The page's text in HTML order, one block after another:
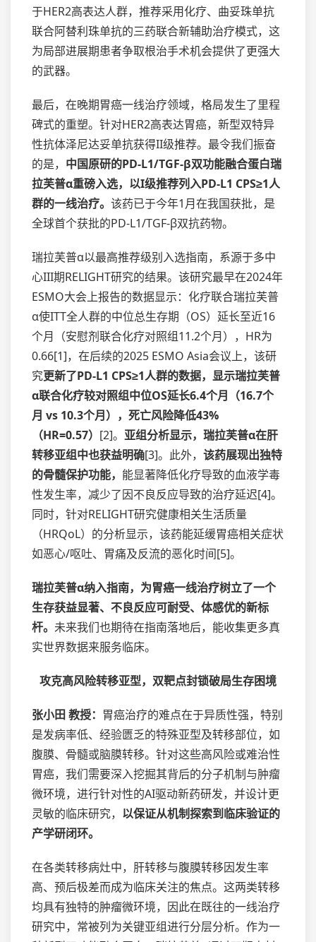
于HER2高表达人群，推荐采用化疗、曲妥珠单抗
联合阿替利珠单抗的三药联合新辅助治疗模式，这
为局部进展期患者争取根治手术机会提供了更强大
的武器。
最后，在晚期胃癌一线治疗领域，格局发生了里程
碑式的重塑。针对HER2高表达胃癌，新型双特异
性抗体泽尼达妥单抗获得II级推荐。最令我们振奋
的是， 中国原研的PD-L1/TGF-β双功能融合蛋白瑞
拉芙普α重磅入选，以I级推荐列入PD-L1 CPS≥1人
群的一线治疗。 该药已于今年1月在我国获批，是
全球首个获批的PD-L1/TGF-β双抗药物。
瑞拉芙普α以最高推荐级别入选指南，系源于多中
心III期RELIGHT研究的结果。该研究最早在2024年
ESMO大会上报告的数据显示：化疗联合瑞拉芙普
α使ITT全人群的中位总生存期（OS）延长至近16
个月（安慰剂联合化疗对照组11.2个月），HR为
0.66[1]，在后续的2025 ESMO Asia会议上，该研
究更新了PD-L1 CPS≥1人群的数据，显示瑞拉芙普
α联合化疗较对照组中位OS延长6.4个月（16.7个
月 vs 10.3个月），死亡风险降低43%
（HR=0.57） [2]。 亚组分析显示，瑞拉芙普α在肝
转移亚组中也获益明确[3]。此外， 该药展现出独特
的骨髓保护功能， 能显著降低化疗导致的血液学毒
性发生率，减少了因不良反应导致的治疗延迟[4]。
同时，针对RELIGHT研究健康相关生活质量
（HRQoL）的分析显示，该药能延缓胃癌相关症状
如恶心/呕吐、胃痛及反流的恶化时间[5]。
瑞拉芙普α纳入指南，为胃癌一线治疗树立了一个
生存获益显著、不良反应可耐受、体感优的新标
杆。 未来我们也期待在指南落地后，能收集更多真
实世界数据来服务临床。
攻克高风险转移亚型，双靶点封锁破局生存困境
张小田 教授： 胃癌治疗的难点在于异质性强，特别
是发病率低、经验匮乏的特殊亚型及转移部位，如
腹膜、骨髓或脑膜转移。针对这些高风险或难治性
胃癌，我们需要深入挖掘其背后的分子机制与肿瘤
微环境，进行针对性的AI驱动新药研发，并设计更
灵敏的临床研究， 以保证从机制探索到临床验证的
产学研闭环。
在各类转移病灶中，肝转移与腹膜转移因发生率
高、预后极差而成为临床关注的焦点。这两类转移
均具有独特的肿瘤微环境，因此在既往的一线治疗
研究中，常被列为关键亚组进行分层分析。作为一